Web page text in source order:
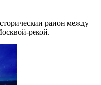
район между
рекой.